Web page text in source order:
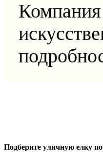
Компания
Подберите уличную елку